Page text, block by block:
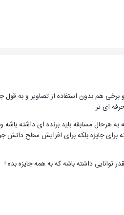
هم بدون استفاده از تصاویر و به
ای تر..
به هرحال مسابقه باید برنده ای داشته
جایزه بلکه برای افزایش سطح دانش
داشته باشه که به همه جایزه بده !